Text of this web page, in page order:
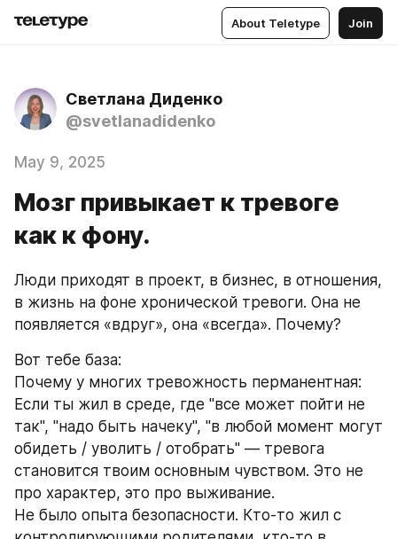
About Teletype Join
Светлана Диденко
@svetlanadidenko
May 9, 2025
Мозг привыкает к тревоге
как к фону.
Люди приходят в проект, в бизнес, в отношения,
в жизнь на фоне хронической тревоги. Она не
появляется «вдруг», она «всегда». Почему?
Вот тебе база:
Почему у многих тревожность перманентная:
Если ты жил в среде, где "все может пойти не
так", "надо быть начеку", "в любой момент могут
обидеть / уволить / отобрать" — тревога
становится твоим основным чувством. Это не
про характер, это про выживание.
Не было опыта безопасности. Кто-то жил с